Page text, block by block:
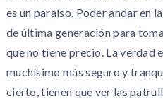
es un paraíso. Poder andar en
de última generación para
que no tiene precio. La verdad
muchísimo más seguro y
cierto, tienen que ver las